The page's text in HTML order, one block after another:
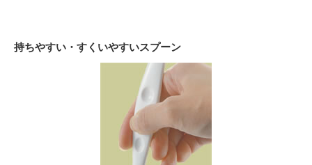
持ちやすい・すくいやすいスプーン